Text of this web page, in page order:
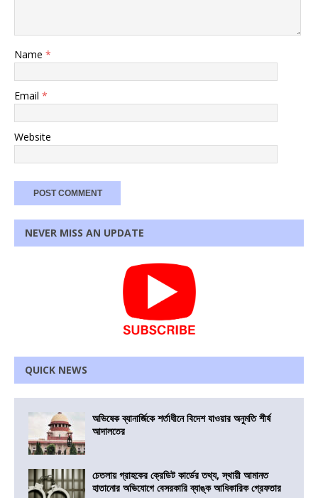
Name *
Email *
Website
NEVER MISS AN UPDATE
QUICK NEWS
অভিষেক ব্যানার্জিকে শর্তাধীনে বিদেশ যাওয়ার অনুমতি শীর্ষ
আদালতের
চেতলায় গ্রাহকের ক্রেডিট কার্ডের তথ্য, স্থায়ী আমানত
হাতানোর অভিযোগে বেসরকারি ব্যাঙ্ক আধিকারিক গ্রেফতার